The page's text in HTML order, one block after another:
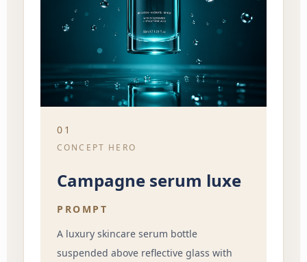
01
CONCEPT HERO
Campagne serum luxe
PROMPT
A luxury skincare serum bottle
suspended above reflective glass with